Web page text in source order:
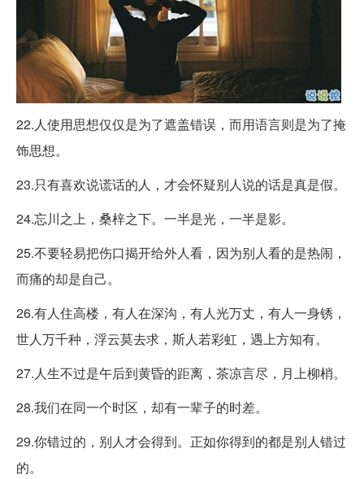
22.人使用思想仅仅是为了遮盖错误，而用语言则是为了掩
饰思想。
23.只有喜欢说谎话的人，才会怀疑别人说的话是真是假。
24.忘川之上，桑梓之下。一半是光，一半是影。
25.不要轻易把伤口揭开给外人看，因为别人看的是热闹，
而痛的却是自己。
26.有人住高楼，有人在深沟，有人光万丈，有人一身锈，
世人万千种，浮云莫去求，斯人若彩虹，遇上方知有。
27.人生不过是午后到黄昏的距离，茶凉言尽，月上柳梢。
28.我们在同一个时区，却有一辈子的时差。
29.你错过的，别人才会得到。正如你得到的都是别人错过
的。